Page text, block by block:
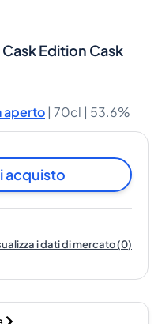
Edition Cask
aperto | 70cl | 53.6%
acquisto
i dati di mercato(0)